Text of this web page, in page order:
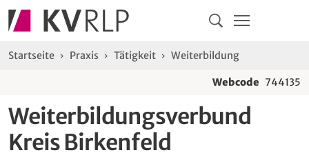
Navigation
Sie sind hier:
Startseite Praxis Tätigkeit Weiterbildung
Webcode 744135
Weiterbildungsverbund
Kreis Birkenfeld